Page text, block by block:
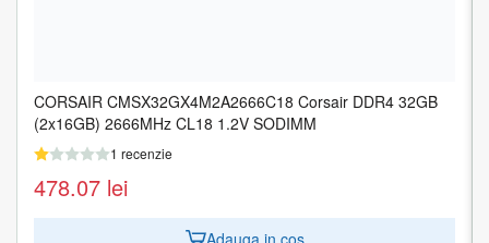
CORSAIR CMSX32GX4M2A2666C18 Corsair DDR4 32GB
(2x16GB) 2666MHz CL18 1.2V SODIMM
1 recenzie
478.07 lei
Adauga in cos
MEMORY DIMM 16GB PC25600 DDR4/KVR32N22S8/16
KINGSTON
1 recenzie
201.00 lei
Adauga in cos